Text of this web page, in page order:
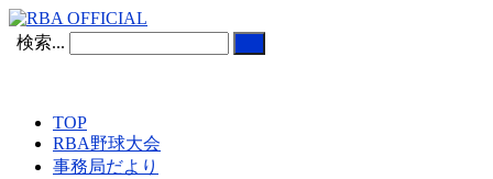
検索...
TOP
RBA野球大会
事務局だより